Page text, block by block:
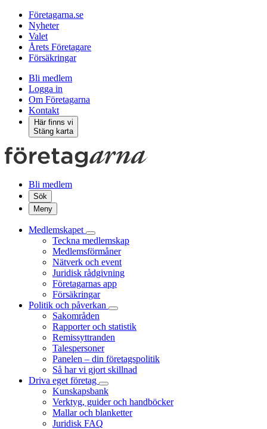
Företagarna.se
Nyheter
Valet
Årets Företagare
Försäkringar
Bli medlem
Logga in
Om Företagarna
Kontakt
Här finns vi
Stäng karta
Bli medlem
Sök
Meny
Medlemskapet
Teckna medlemskap
Medlemsförmåner
Nätverk och event
Juridisk rådgivning
Företagarnas app
Försäkringar
Politik och påverkan
Sakområden
Rapporter och statistik
Remissyttranden
Talespersoner
Panelen – din företagspolitik
Så har vi gjort skillnad
Driva eget företag
Kunskapsbank
Verktyg, guider och handböcker
Mallar och blanketter
Juridisk FAQ